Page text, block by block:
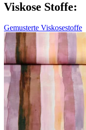
Viskose Stoffe:
Gemusterte Viskosestoffe